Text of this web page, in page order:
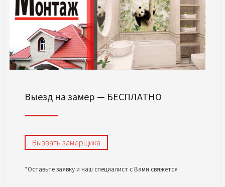
Выезд на замер — БЕСПЛАТНО
Вызвать замерщика
*Оставьте заявку и наш специалист с Вами свяжется